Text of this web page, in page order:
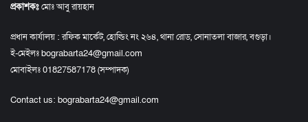
প্রকাশকঃমোঃ আবু রায়হান
প্রধান কার্যালয় : রফিক মার্কেট, হোল্ডিং নং ২৬৪, থানা রোড, সোনাতলা বাজার, বগুড়া।
ই-মেইলঃ bograbarta24@gmail.com
মোবাইলঃ 01827587178 (সম্পাদক)
Contact us: bograbarta24@gmail.com